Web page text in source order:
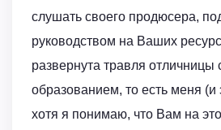
слушать своего продюсера,
руководством на Ваших
развернута травля
образованием, то есть меня (и
хотя я понимаю, что Вам на